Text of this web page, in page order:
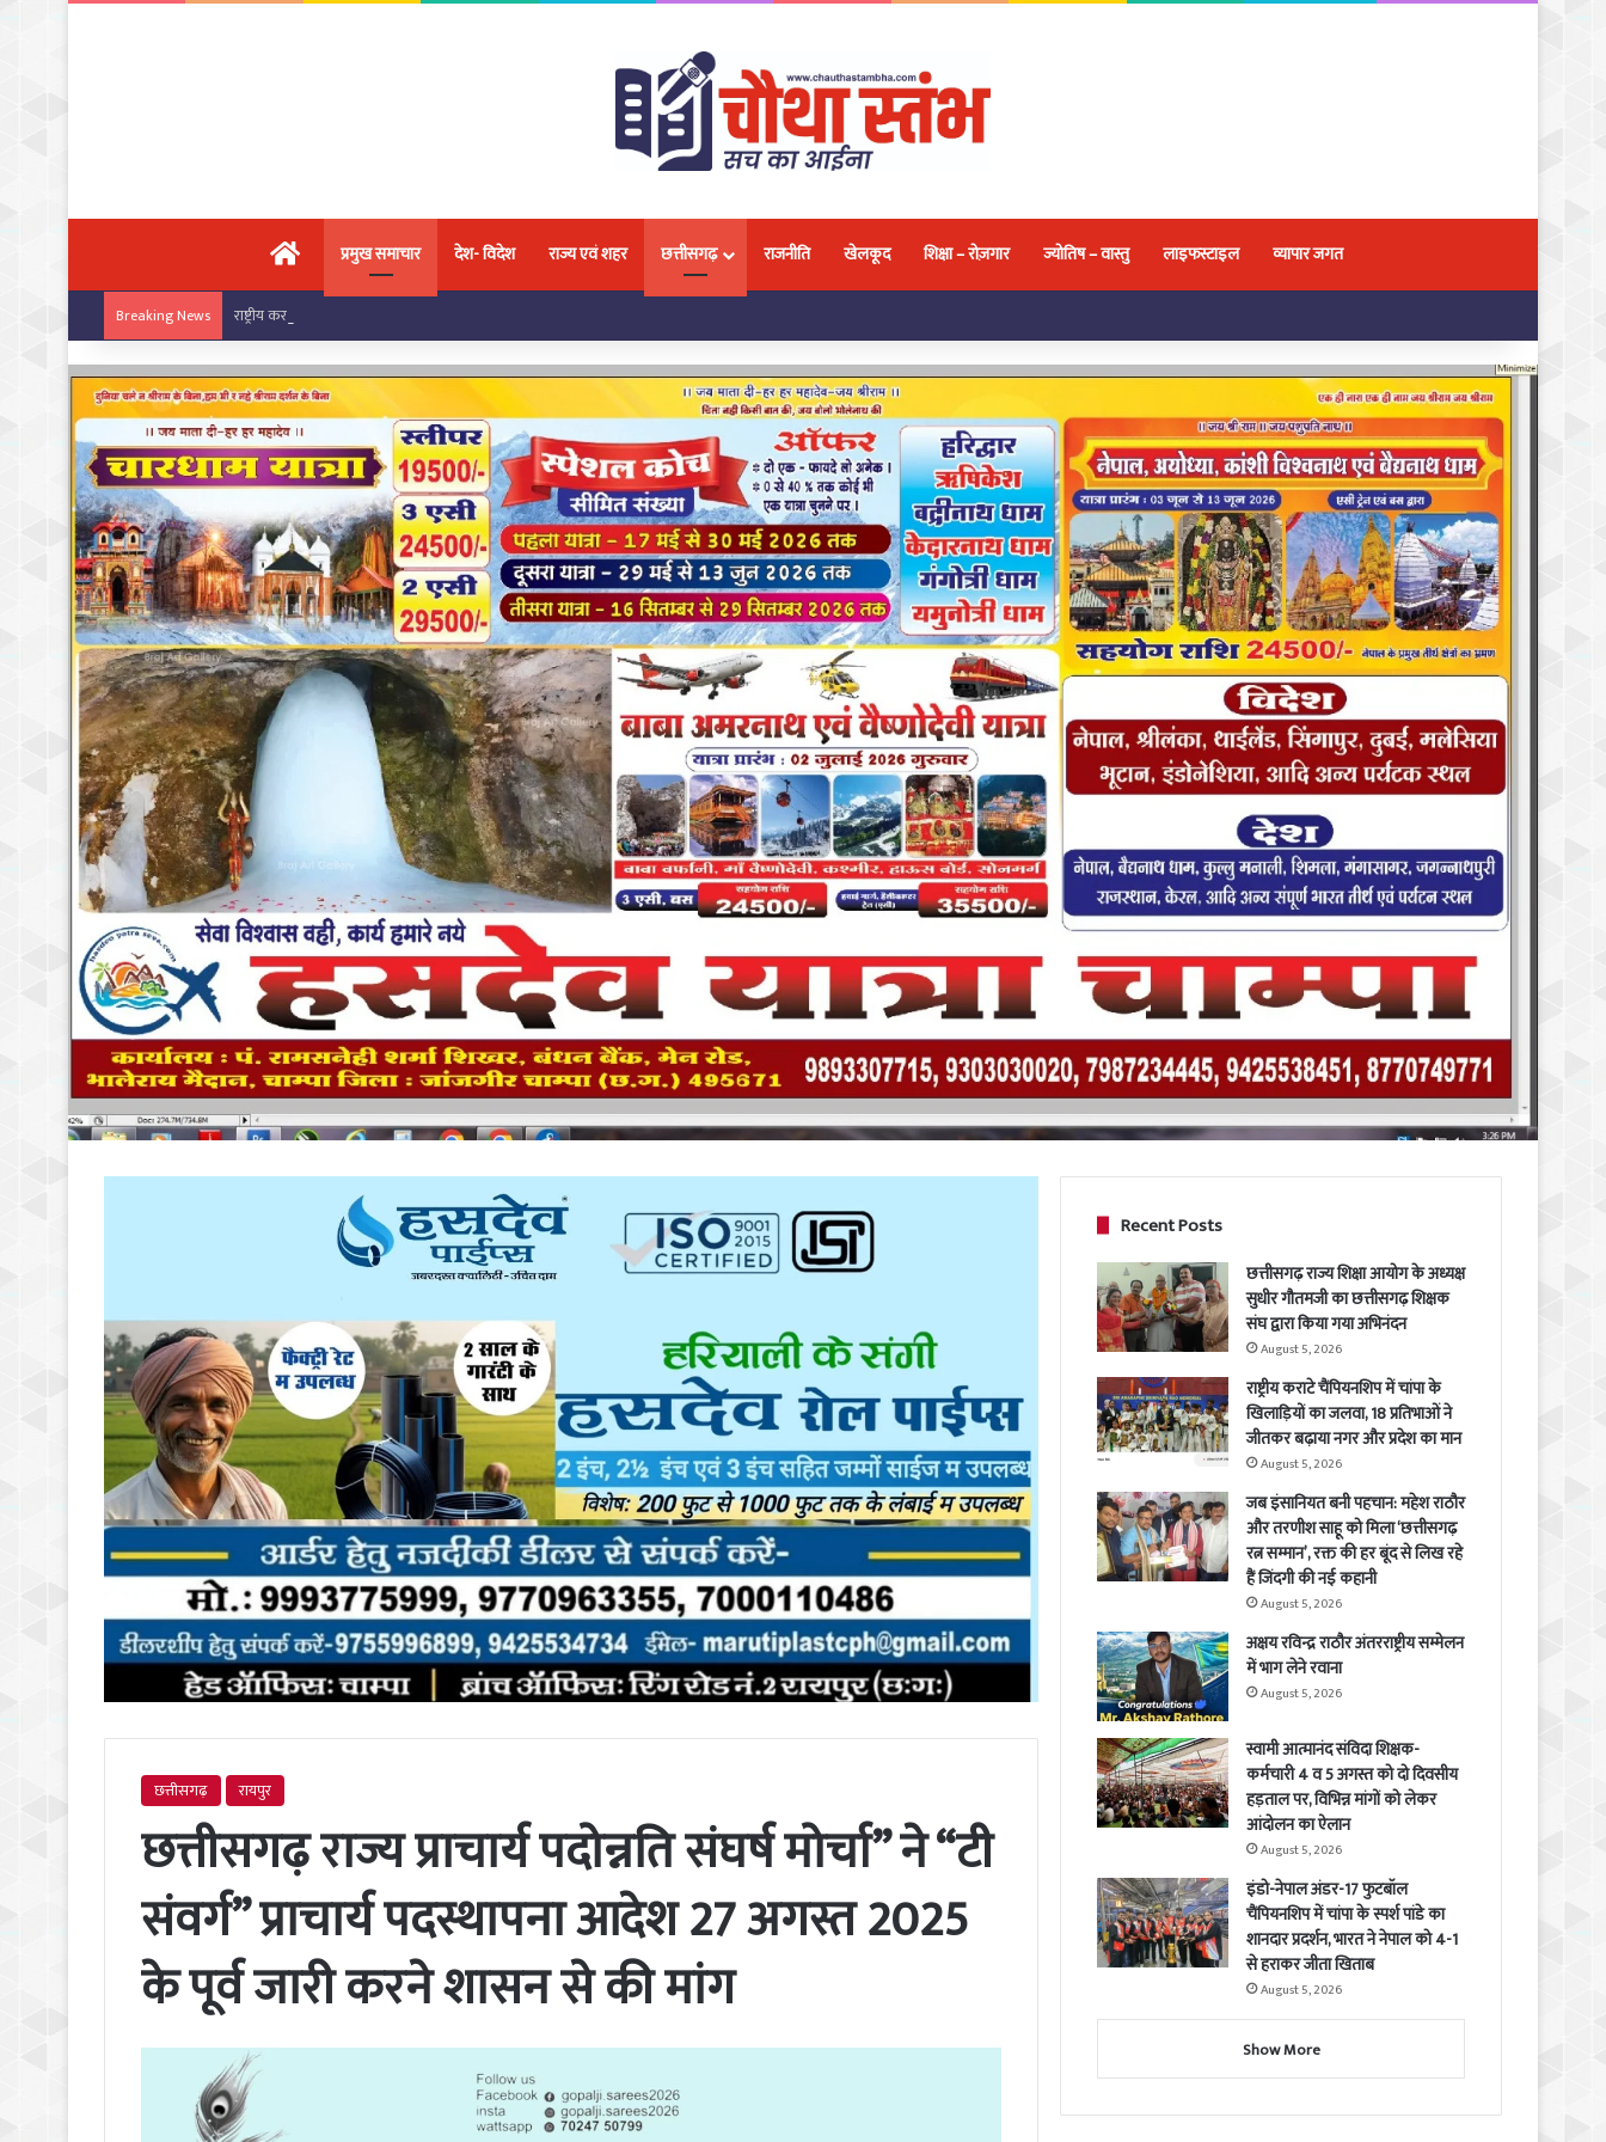
मुख्य पृष्ठप्रमुख समाचार देश- विदेश राज्य एवं शहर छत्तीसगढ़ राजनीति खेलकूद शिक्षा – रोज़गार ज्योतिष – वास्तु लाइफस्टाइल व्यापार जगत
Breaking News राष्ट्रीय कराटे चैंपियनशिप में चांपा के खिलाड़ियों का जलवा, 18 प्रतिभाओं ने जीतकर बढ़ाया नगर और प्रदेश का मान
छत्तीसगढ़ रायपुर
छत्तीसगढ़ राज्य प्राचार्य पदोन्नति संघर्ष मोर्चा” ने “टी
संवर्ग” प्राचार्य पदस्थापना आदेश 27 अगस्त 2025
के पूर्व जारी करने शासन से की मांग
Recent Posts
छत्तीसगढ़ राज्य शिक्षा आयोग के अध्यक्ष
सुधीर गौतमजी का छत्तीसगढ़ शिक्षक
संघ द्वारा किया गया अभिनंदन
August 5, 2026
राष्ट्रीय कराटे चैंपियनशिप में चांपा के
खिलाड़ियों का जलवा, 18 प्रतिभाओं ने
जीतकर बढ़ाया नगर और प्रदेश का मान
August 5, 2026
जब इंसानियत बनी पहचान: महेश राठौर
और तरणीश साहू को मिला ‘छत्तीसगढ़
रत्न सम्मान’, रक्त की हर बूंद से लिख रहे
हैं जिंदगी की नई कहानी
August 5, 2026
अक्षय रविन्द्र राठौर अंतरराष्ट्रीय सम्मेलन
में भाग लेने रवाना
August 5, 2026
स्वामी आत्मानंद संविदा शिक्षक-
कर्मचारी 4 व 5 अगस्त को दो दिवसीय
हड़ताल पर, विभिन्न मांगों को लेकर
आंदोलन का ऐलान
August 5, 2026
इंडो-नेपाल अंडर-17 फुटबॉल
चैंपियनशिप में चांपा के स्पर्श पांडे का
शानदार प्रदर्शन, भारत ने नेपाल को 4-1
से हराकर जीता खिताब
August 5, 2026
Show More